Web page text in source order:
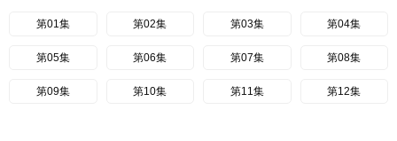
第01集 第02集 第03集 第04集
第05集 第06集 第07集 第08集
第09集 第10集 第11集 第12集